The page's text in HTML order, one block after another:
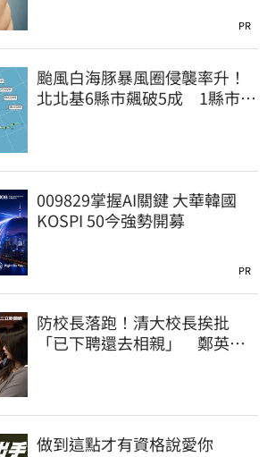
PR
颱風白海豚暴風圈侵襲率升！
北北基6縣市飆破5成 1縣市
009829掌握AI關鍵 大華韓國
KOSPI 50今強勢開募
PR
防校長落跑！清大校長挨批
「已下聘還去相親」 鄭英
做到這點才有資格說愛你